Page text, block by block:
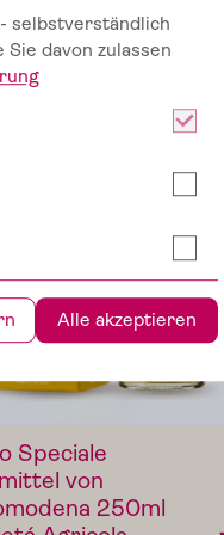
Speciale
von
250ml
selbstverständlich
Sie davon zulassen
Alle akzeptieren
und das Tomaten-
von Pasta, Fisch oder
Im Shop ansehen